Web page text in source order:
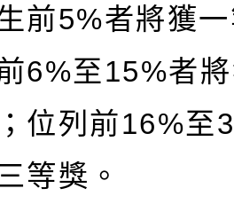
前5%者將獲
6%至15%者
位列前16%至
等獎。